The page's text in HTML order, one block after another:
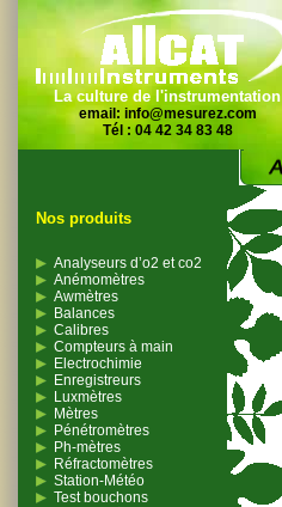
La culture de l'instrumentation
email: info@mesurez.com
Tél : 04 42 34 83 48
Nos produits
Analyseurs d’o2 et co2
Anémomètres
Awmètres
Balances
Calibres
Compteurs à main
Electrochimie
Enregistreurs
Luxmètres
Mètres
Pénétromètres
Ph-mètres
Réfractomètres
Station-Météo
Test bouchons